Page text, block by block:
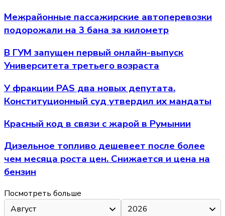
Межрайонные пассажирские автоперевозки
подорожали на 3 бана за километр
В ГУМ запущен первый онлайн-выпуск
Университета третьего возраста
У фракции PAS два новых депутата.
Конституционный суд утвердил их мандаты
Красный код в связи с жарой в Румынии
Дизельное топливо дешевеет после более
чем месяца роста цен. Снижается и цена на
бензин
Посмотреть больше